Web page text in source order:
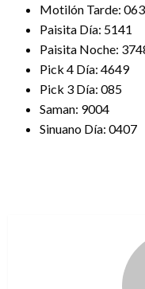
Motilón Tarde:
Paisita Día: 5141
Paisita Noche:
Pick 4 Día: 4649
Pick 3 Día: 085
Saman: 9004
Sinuano Día: 0407